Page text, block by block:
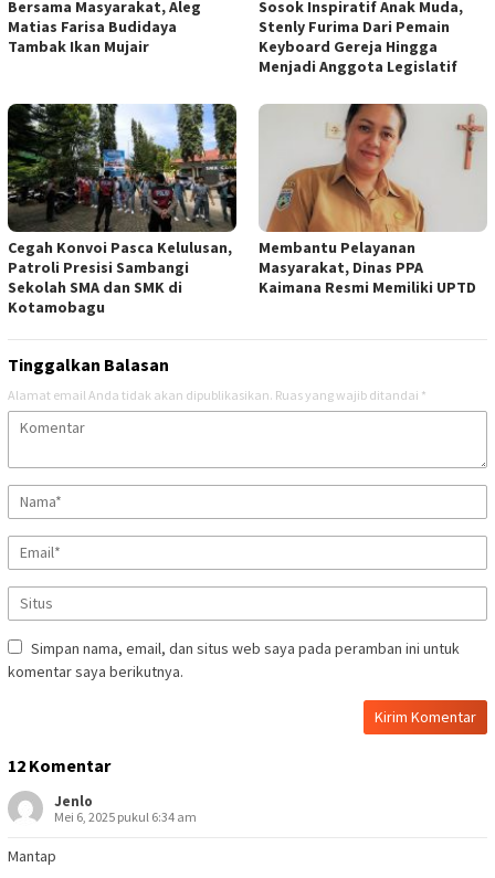
Bersama Masyarakat, Aleg
Matias Farisa Budidaya
Tambak Ikan Mujair
Sosok Inspiratif Anak Muda,
Stenly Furima Dari Pemain
Keyboard Gereja Hingga
Menjadi Anggota Legislatif
Cegah Konvoi Pasca Kelulusan,
Patroli Presisi Sambangi
Sekolah SMA dan SMK di
Kotamobagu
Membantu Pelayanan
Masyarakat, Dinas PPA
Kaimana Resmi Memiliki UPTD
Tinggalkan Balasan
Alamat email Anda tidak akan dipublikasikan. Ruas yang wajib ditandai *
Simpan nama, email, dan situs web saya pada peramban ini untuk
komentar saya berikutnya.
12 Komentar
Jenlo
Mei 6, 2025 pukul 6:34 am
Mantap